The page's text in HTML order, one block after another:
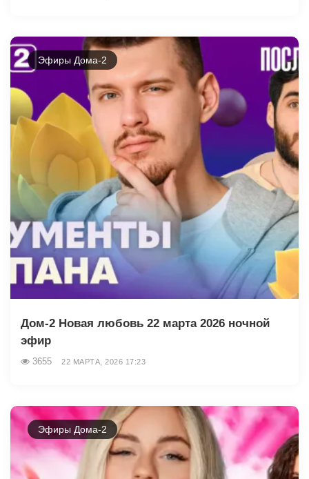
Эфиры Дома-2
Дом-2 Новая любовь 22 марта 2026 ночной
эфир
3655 22 МАРТА, 2026 17:23
Эфиры Дома-2